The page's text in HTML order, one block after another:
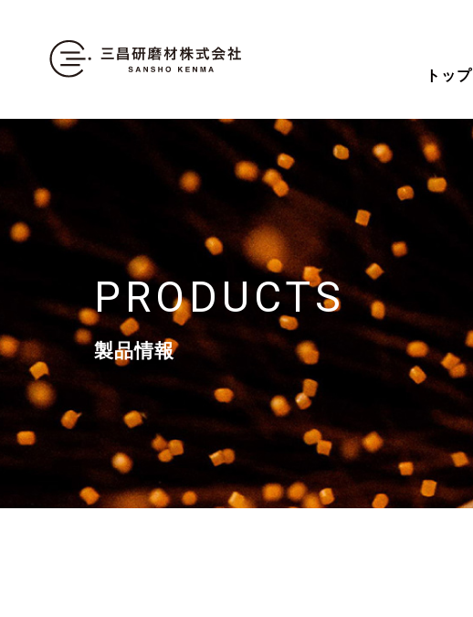
トップ
PRODUCTS
製品情報